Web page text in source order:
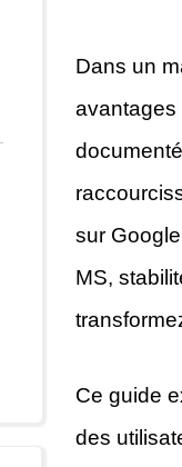
Dans un
avantages
sur
MS,
Ce guide
des